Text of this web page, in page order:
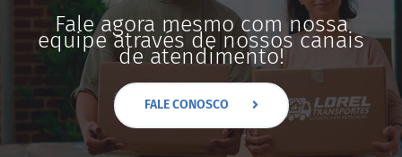
Fale agora mesmo com nossa
equipe através de nossos canais
de atendimento!
FALE CONOSCO